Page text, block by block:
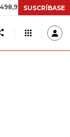
+$ 8.753,81 +2,19%
SUSCRÍBASE